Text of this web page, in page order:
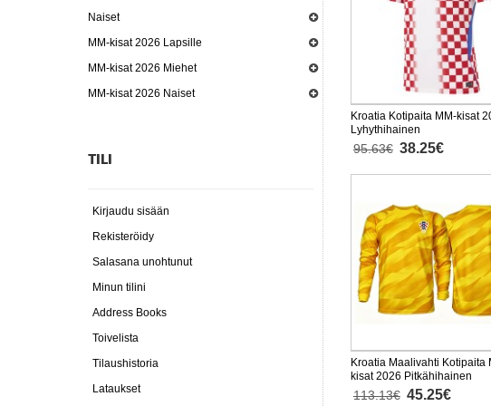
Naiset
MM-kisat 2026 Lapsille
MM-kisat 2026 Miehet
MM-kisat 2026 Naiset
TILI
Kirjaudu sisään
Rekisteröidy
Salasana unohtunut
Minun tilini
Address Books
Toivelista
Tilaushistoria
Lataukset
Kroatia Kotipaita MM-kisat
Lyhythihainen
95.63€ 38.25€
Kroatia Maalivahti Kotipaita
kisat 2026 Pitkähihainen
113.13€ 45.25€